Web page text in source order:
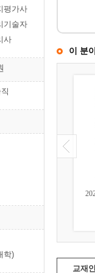
평가사
기술자
사
학)
이 분
교재